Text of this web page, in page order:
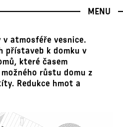
MENU
atmosféře vesnice.
přístaveb k domku v
které časem
růstu domu z
Redukce hmot a